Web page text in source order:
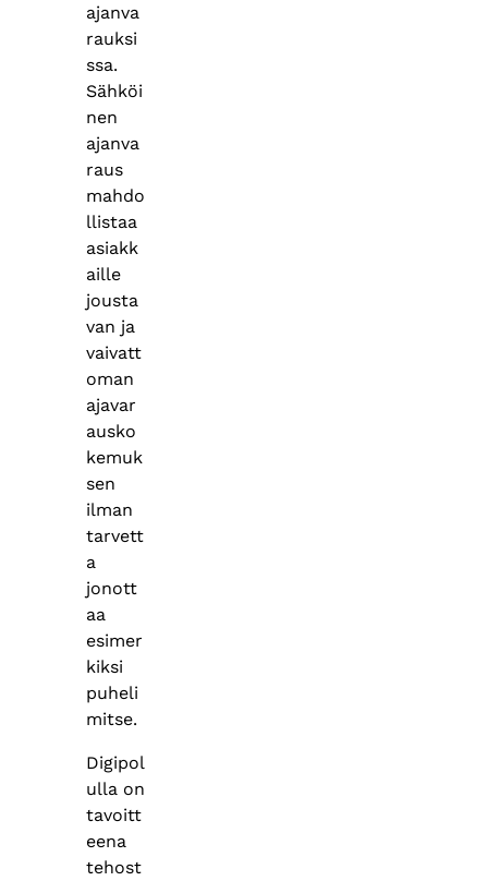
ajanva
rauksi
ssa.
Sähköi
nen
ajanva
raus
mahdo
llistaa
asiakk
aille
jousta
van ja
vaivatt
oman
ajavar
ausko
kemuk
sen
ilman
tarvett
a
jonott
aa
esimer
kiksi
puheli
mitse.
Digipol
ulla on
tavoitt
eena
tehost